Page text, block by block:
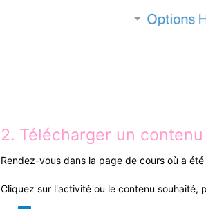
2. Télécharger un
Rendez-vous dans la page de cours où a
Cliquez sur l'activité ou le contenu souhaité,